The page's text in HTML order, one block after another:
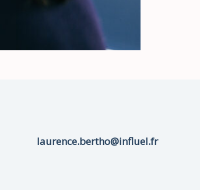
laurence.bertho@influel.fr